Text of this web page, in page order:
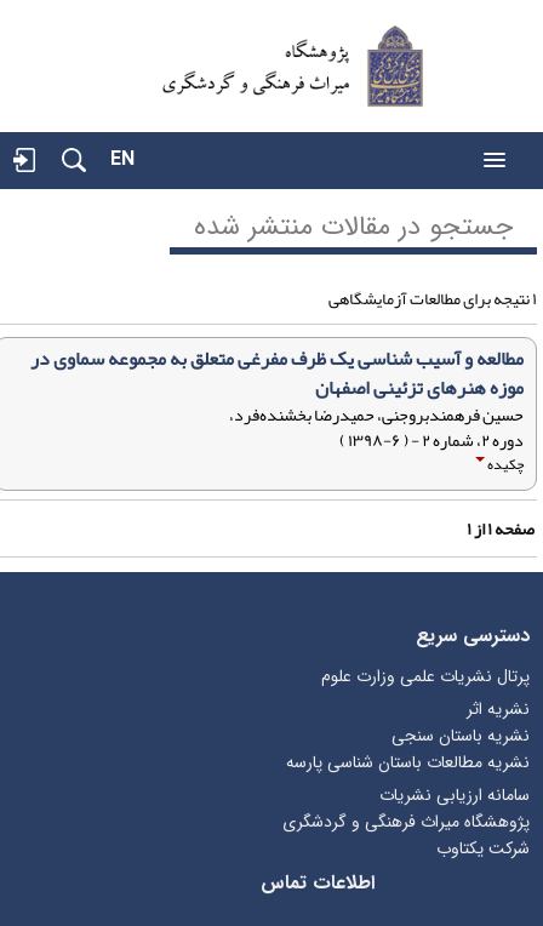
EN
جستجو در مقالات منتشر شده
مطالعه و آسیب شناسی یک ظرف مفرغی متعلق به مجموعه سماوی در
موزه هنرهای تزئینی اصفهان
حسین فرهمندبروجنی، حمیدرضا بخشنده‌فرد،
دوره ۲، شماره ۲ - ( ۶-۱۳۹۸ )
چکیده
۱از۱
دسترسی سریع
پرتال نشریات علمی وزارت علوم
نشریه اثر
نشریه باستان سنجی
نشریه مطالعات باستان شناسی پارسه
سامانه ارزیابی نشریات
پژوهشگاه میراث فرهنگی و گردشگری
شرکت یکتاوب
اطلاعات تماس